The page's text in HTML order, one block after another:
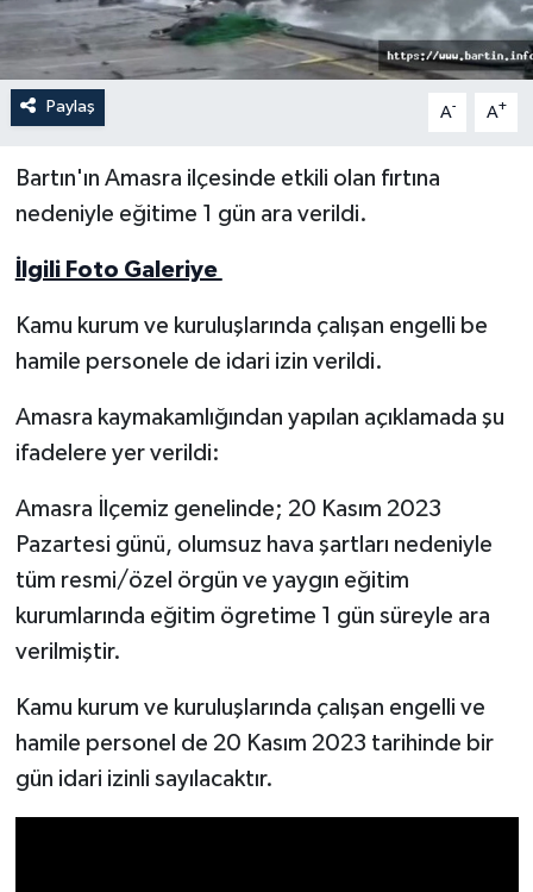
Paylaş A- A+
Bartın'ın Amasra ilçesinde etkili olan fırtına
nedeniyle eğitime 1 gün ara verildi.
İlgili Foto Galeriye
Kamu kurum ve kuruluşlarında çalışan engelli be
hamile personele de idari izin verildi.
Amasra kaymakamlığından yapılan açıklamada şu
ifadelere yer verildi:
Amasra İlçemiz genelinde; 20 Kasım 2023
Pazartesi günü, olumsuz hava şartları nedeniyle
tüm resmi/özel örgün ve yaygın eğitim
kurumlarında eğitim ögretime 1 gün süreyle ara
verilmiştir.
Kamu kurum ve kuruluşlarında çalışan engelli ve
hamile personel de 20 Kasım 2023 tarihinde bir
gün idari izinli sayılacaktır.
Siyaset
Spor
Turizm
Yaşam
Yerel Yönetimler
YEREL